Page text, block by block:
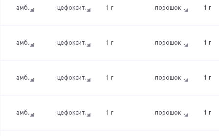
амб... цефоксит... 1 г порошок ... 1 г
амб... цефоксит... 1 г порошок ... 1 г
амб... цефоксит... 1 г порошок ... 1 г
амб... цефоксит... 1 г порошок ... 1 г